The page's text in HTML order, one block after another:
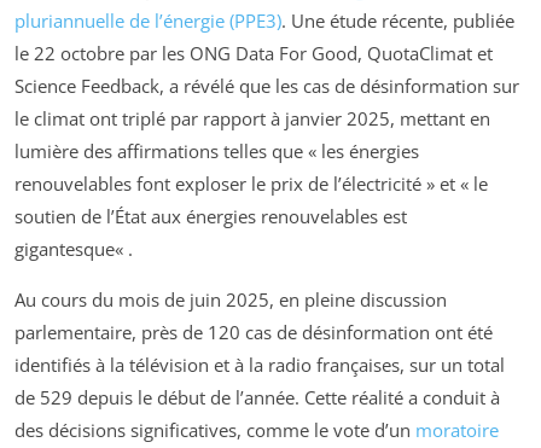
pluriannuelle de l’énergie (PPE3). Une étude récente, publiée
le 22 octobre par les ONG Data For Good, QuotaClimat et
Science Feedback, a révélé que les cas de désinformation sur
le climat ont triplé par rapport à janvier 2025, mettant en
lumière des affirmations telles que « les énergies
renouvelables font exploser le prix de l’électricité » et « le
soutien de l’État aux énergies renouvelables est
gigantesque« .
Au cours du mois de juin 2025, en pleine discussion
parlementaire, près de 120 cas de désinformation ont été
identifiés à la télévision et à la radio françaises, sur un total
de 529 depuis le début de l’année. Cette réalité a conduit à
des décisions significatives, comme le vote d’un moratoire